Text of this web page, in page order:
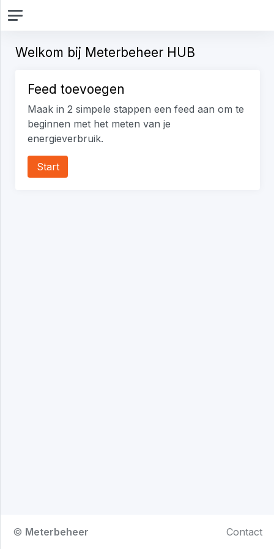
Welkom bij Meterbeheer HUB
Feed toevoegen
Maak in 2 simpele stappen een feed aan om te
beginnen met het meten van je
energieverbruik.
Start
© Meterbeheer Contact